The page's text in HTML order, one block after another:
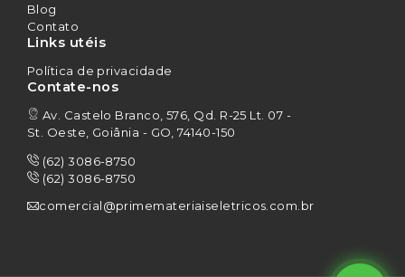
Blog
Contato
Links utéis
Política de privacidade
Contate-nos
Av. Castelo Branco, 576, Qd. R-25 Lt. 07 -
St. Oeste, Goiânia - GO, 74140-150
(62) 3086-8750
(62) 3086-8750
comercial@primemateriaiseletricos.com.br